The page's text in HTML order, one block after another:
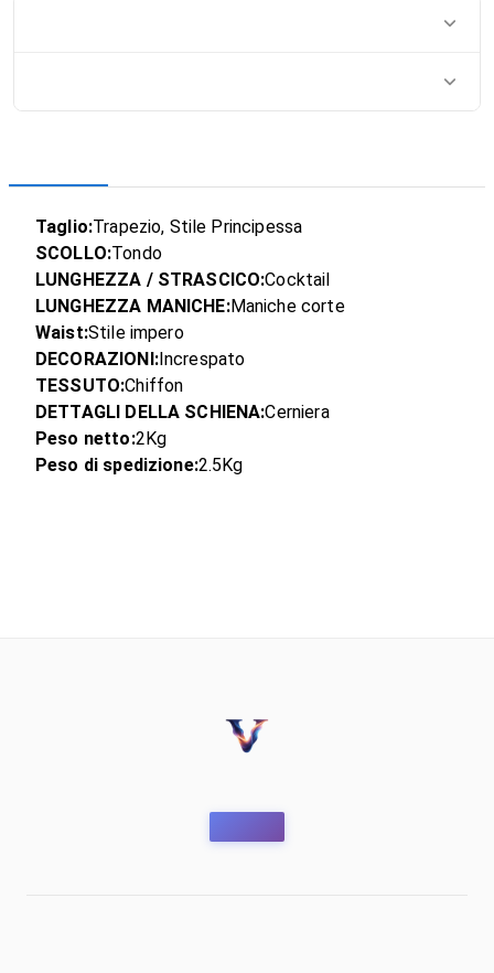
Taglio:Trapezio, Stile Principessa
SCOLLO:Tondo
LUNGHEZZA / STRASCICO:Cocktail
LUNGHEZZA MANICHE:Maniche corte
Waist:Stile impero
DECORAZIONI:Increspato
TESSUTO:Chiffon
DETTAGLI DELLA SCHIENA:Cerniera
Peso netto:2Kg
Peso di spedizione:2.5Kg